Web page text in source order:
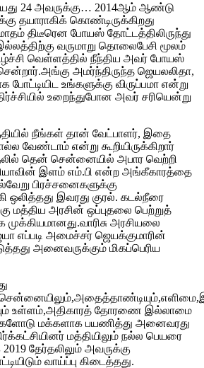
வயது 24 அவருக்கு… 2014ஆம் ஆண்டு
தயாராகிக் கொண்டிருக்கிறது
மாதம் திடீரென போயஸ் தோட்டத்திலிருந்து
வருமாறு தொலைபேசி மூலம்
வெள்ளத்தில் நீந்திய அவர் போயஸ்
அமர்ந்திருந்த ஜெயலலிதா,
போட்டியிட உங்களுக்கு விருப்பமா என்று
உறைந்துபோன அவர் சரியென்று
நீங்கள் தான் வேட்பாளர், இதை
வேண்டாம் என்று கூறியிருக்கிறார்
தென் சென்னையில் அபார வெற்றி
இளம் எம்.பி என்ற அங்கீகாரத்தை
பிரச்சனைகளுக்கு
ஒலித்தது இவரது குரல். கடல்நீரை
மத்திய அரசின் ஒப்புதலை பெற்றுத்
முக்கியமானது.வாரிசு அரசியலை
எப்படி அமைச்சர் ஜெயக்குமாரின்
அனைவருக்கும் மிகப்பெரிய
உள்ளம்,அதிகாரத் தோரணை இல்லாமை
மக்களாக பயணித்து அனைவரது
மத்தியிலும் நல்ல பெயரை
தேர்தலிலும் அவருக்கு
வாய்ப்பு கிடைத்தது.